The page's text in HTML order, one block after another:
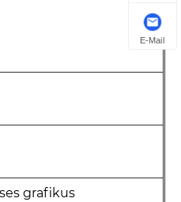
grafikus
E-Mail